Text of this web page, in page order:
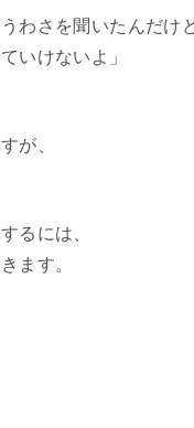
わさを聞いたんだけ
いけないよ」
が、
るには、
ます。